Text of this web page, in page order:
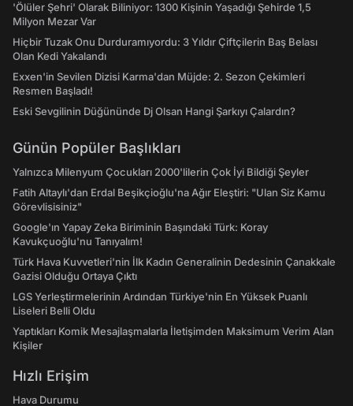
'Ölüler Şehri' Olarak Biliniyor: 1300 Kişinin Yaşadığı Şehirde 1,5
Milyon Mezar Var
Hiçbir Tuzak Onu Durduramıyordu: 3 Yıldır Çiftçilerin Baş Belası
Olan Kedi Yakalandı
Exxen'in Sevilen Dizisi Karma'dan Müjde: 2. Sezon Çekimleri
Resmen Başladı!
Eski Sevgilinin Düğününde Dj Olsan Hangi Şarkıyı Çalardın?
Günün Popüler Başlıkları
Yalnızca Milenyum Çocukları 2000'lilerin Çok İyi Bildiği Şeyler
Fatih Altaylı'dan Erdal Beşikçioğlu'na Ağır Eleştiri: "Ulan Siz Kamu
Görevlisisiniz"
Google'ın Yapay Zeka Biriminin Başındaki Türk: Koray
Kavukçuoğlu'nu Tanıyalım!
Türk Hava Kuvvetleri'nin İlk Kadın Generalinin Dedesinin Çanakkale
Gazisi Olduğu Ortaya Çıktı
LGS Yerleştirmelerinin Ardından Türkiye'nin En Yüksek Puanlı
Liseleri Belli Oldu
Yaptıkları Komik Mesajlaşmalarla İletişimden Maksimum Verim Alan
Kişiler
Hızlı Erişim
Hava Durumu